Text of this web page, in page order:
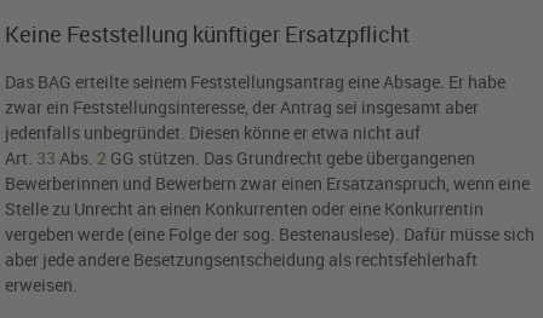
Keine Feststellung künftiger Ersatzpflicht
Das BAG erteilte seinem Feststellungsantrag eine Absage. Er habe
zwar ein Feststellungsinteresse, der Antrag sei insgesamt aber
jedenfalls unbegründet. Diesen könne er etwa nicht auf
Art. 33 Abs. 2 GG stützen. Das Grundrecht gebe übergangenen
Bewerberinnen und Bewerbern zwar einen Ersatzanspruch, wenn eine
Stelle zu Unrecht an einen Konkurrenten oder eine Konkurrentin
vergeben werde (eine Folge der sog. Bestenauslese). Dafür müsse sich
aber jede andere Besetzungsentscheidung als rechtsfehlerhaft
erweisen.